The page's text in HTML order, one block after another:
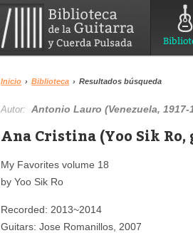
Inicio › Biblioteca › Resultados búsqueda
Autor:Antonio Lauro (Venezuela, 1917-
Ana Cristina (Yoo Sik
My Favorites volume 18
by Yoo Sik Ro
Recorded: 2013~2014
Guitars: Jose Romanillos, 2007